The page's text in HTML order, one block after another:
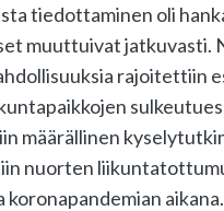
tiedottaminen oli
muuttuivat jatkuvasti.
rajoitettiin
määrällinen
nuorten
koronapandemian aikana.